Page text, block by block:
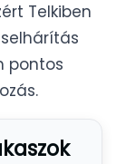
Telkiben
pontos